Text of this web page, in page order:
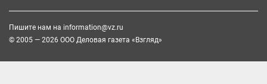
Пишите нам на information@vz.ru
© 2005 — 2026 ООО Деловая газета «Взгляд»